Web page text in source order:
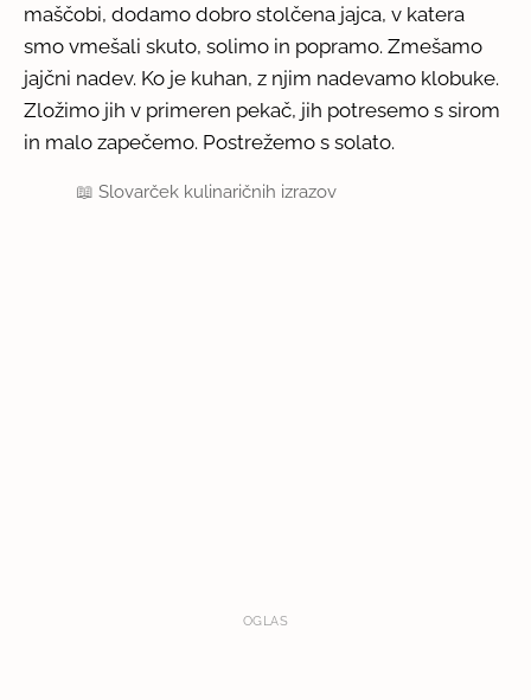
maščobi, dodamo dobro stolčena jajca, v katera
smo vmešali skuto, solimo in popramo. Zmešamo
jajčni nadev. Ko je kuhan, z njim nadevamo klobuke.
Zložimo jih v primeren pekač, jih potresemo s sirom
in malo zapečemo. Postrežemo s solato.
📖Slovarček kulinaričnih izrazov
OGLAS